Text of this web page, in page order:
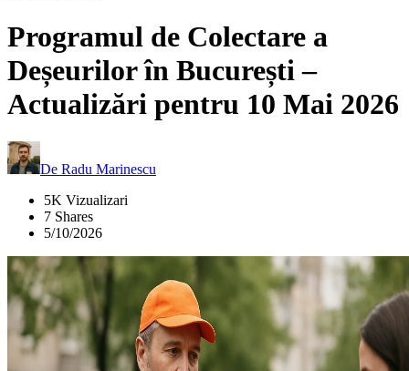
Programul de Colectare a
Deșeurilor în București –
Actualizări pentru 10 Mai 2026
De Radu Marinescu
5K Vizualizari
7 Shares
5/10/2026